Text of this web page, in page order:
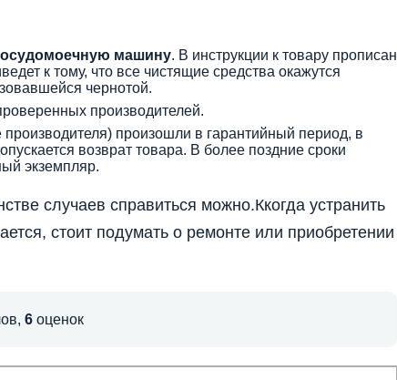
машину. В инструкции к товару прописан
к тому, что все чистящие средства окажутся
чернотой.
производителей.
произошли в гарантийный период, в
возврат товара. В более поздние сроки
экземпляр.
случаев справиться можно.Ккогда устранить
стоит подумать о ремонте или приобретении
6 оценок